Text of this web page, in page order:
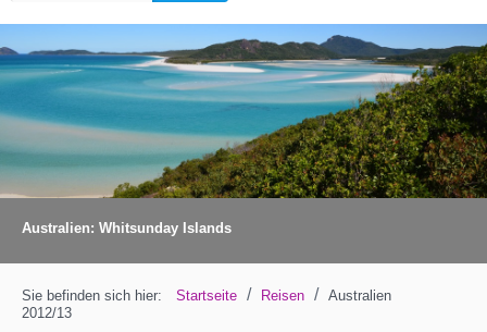
Australien: Whitsunday Islands
Sie befinden sich hier: Startseite / Reisen / Australien
2012/13